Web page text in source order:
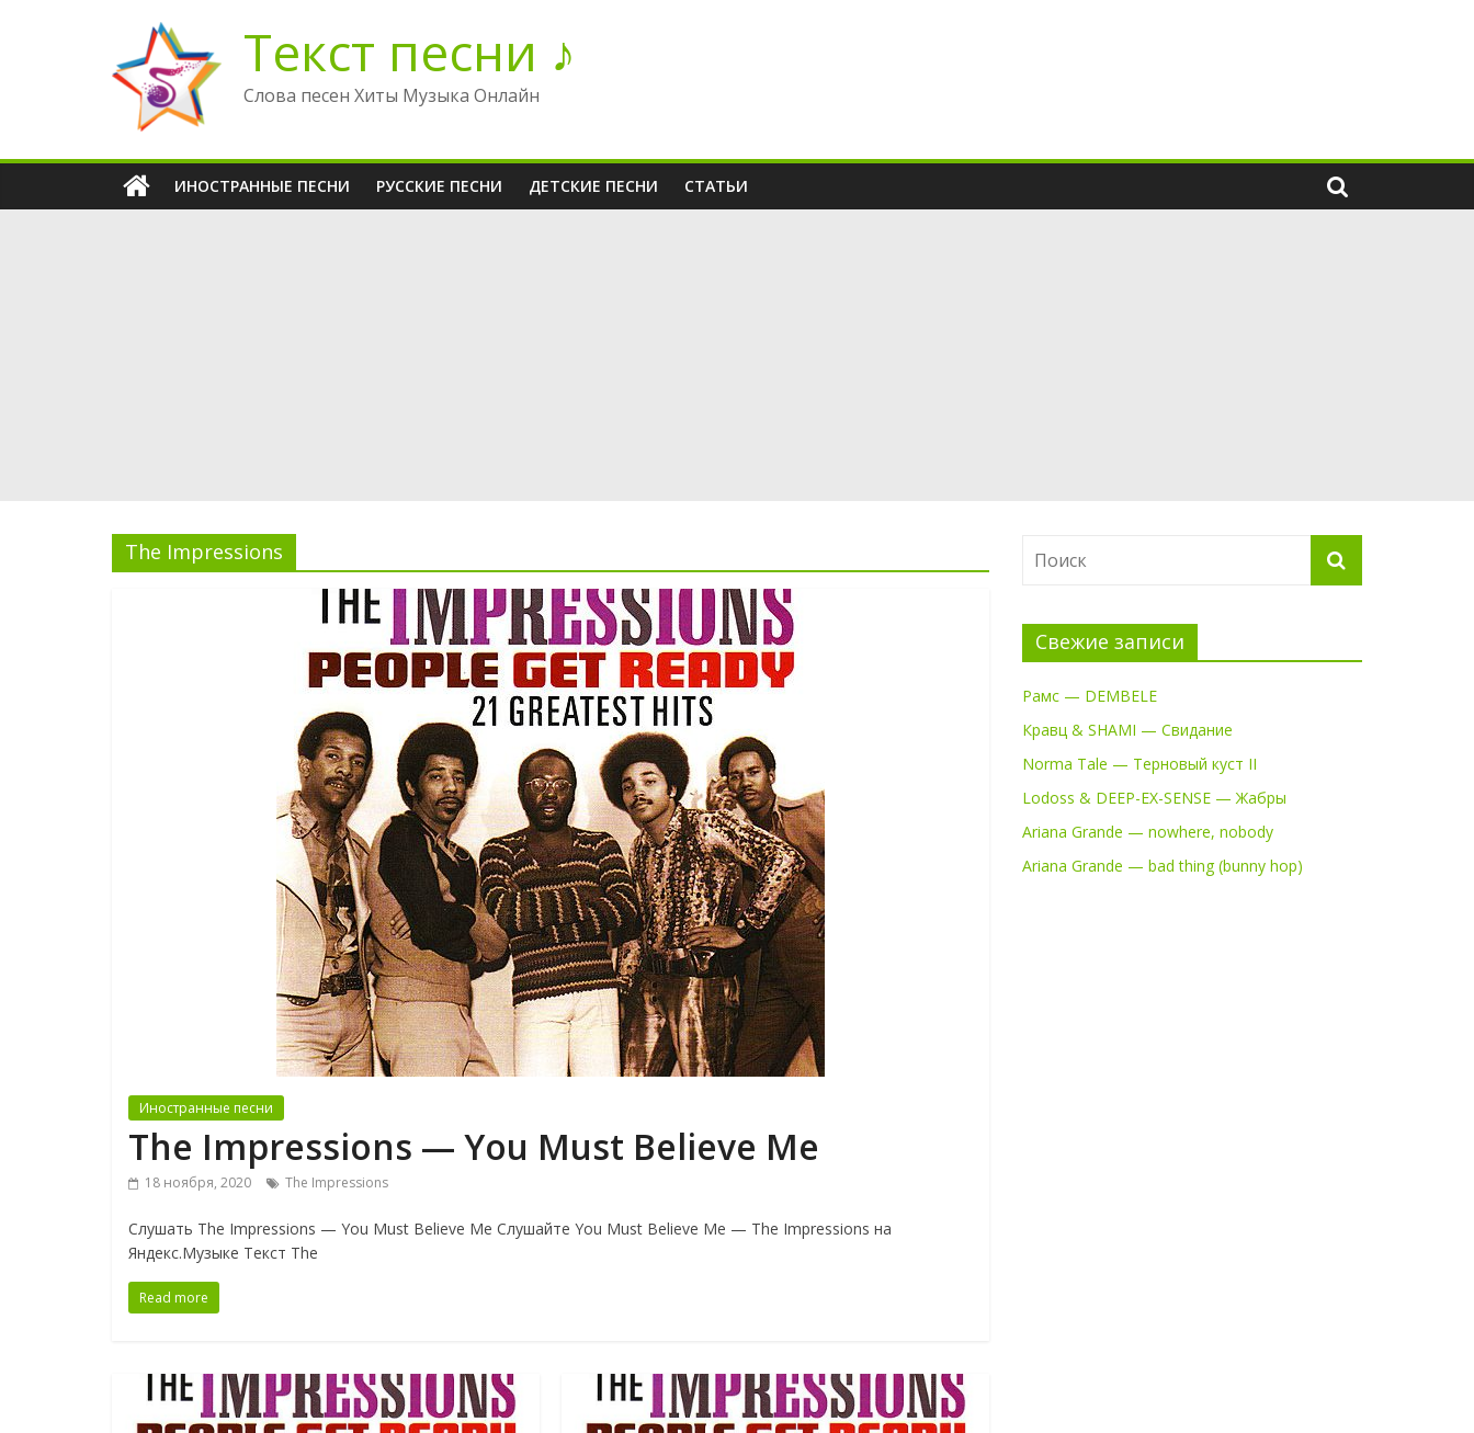
содержимому
Текст песни ♪
Слова песен Хиты Музыка Онлайн
ИНОСТРАННЫЕ ПЕСНИ РУССКИЕ ПЕСНИ ДЕТСКИЕ ПЕСНИ СТАТЬИ
The Impressions
Иностранные песни
The Impressions — You Must Believe Me
18 ноября, 2020 The Impressions
Слушать The Impressions — You Must Believe Me Слушайте You Must Believe Me — The Impressions на
Яндекс.Музыке Текст The
Read more
Свежие записи
Рамс — DEMBELE
Кравц & SHAMI — Свидание
Norma Tale — Терновый куст II
Lodoss & DEEP-EX-SENSE — Жабры
Ariana Grande — nowhere, nobody
Ariana Grande — bad thing (bunny hop)